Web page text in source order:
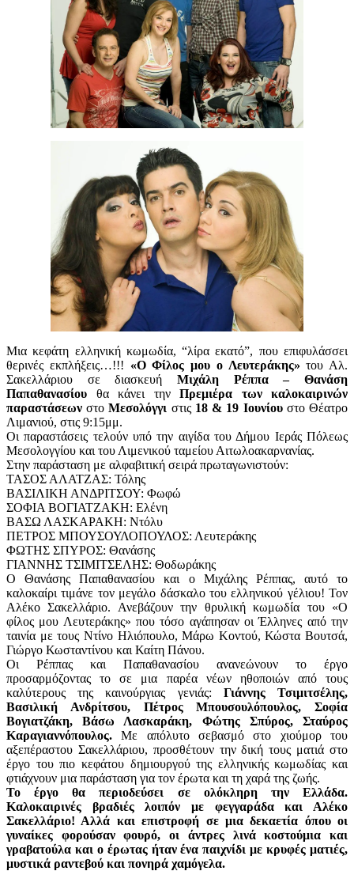
Μια κεφάτη ελληνική κωμωδία, “λίρα εκατό”, που επιφυλάσσει
θερινές εκπλήξεις…!!! «Ο Φίλος μου ο Λευτεράκης» του Αλ.
Σακελλάριου σε διασκευή Μιχάλη Ρέππα – Θανάση
Παπαθανασίου θα κάνει την Πρεμιέρα των καλοκαιρινών
παραστάσεων στοΜεσολόγγι στις 18 & 19 Ιουνίουστο Θέατρο
Λιμανιού, στις 9:15μμ.
Οι παραστάσεις τελούν υπό την αιγίδα του Δήμου Ιεράς Πόλεως
Μεσολογγίου και του Λιμενικού ταμείου Αιτωλοακαρνανίας.
Στην παράσταση με αλφαβιτική σειρά πρωταγωνιστούν:
ΤΑΣΟΣ ΑΛΑΤΖΑΣ: Τόλης
ΒΑΣΙΛΙΚΗ ΑΝΔΡΙΤΣΟΥ: Φωφώ
ΣΟΦΙΑ ΒΟΓΙΑΤΖΑΚΗ: Ελένη
ΒΑΣΩ ΛΑΣΚΑΡΑΚΗ: Ντόλυ
ΠΕΤΡΟΣ ΜΠΟΥΣΟΥΛΟΠΟΥΛΟΣ: Λευτεράκης
ΦΩΤΗΣ ΣΠΥΡΟΣ: Θανάσης
ΓΙΑΝΝΗΣ ΤΣΙΜΙΤΣΕΛΗΣ: Θοδωράκης
Ο Θανάσης Παπαθανασίου και ο Μιχάλης Ρέππας, αυτό το
καλοκαίρι τιμάνε τον μεγάλο δάσκαλο του ελληνικού γέλιου! Τον
Αλέκο Σακελλάριο. Ανεβάζουν την θρυλική κωμωδία του «Ο
φίλος μου Λευτεράκης» που τόσο αγάπησαν οι Έλληνες από την
ταινία με τους Ντίνο Ηλιόπουλο, Μάρω Κοντού, Κώστα Βουτσά,
Γιώργο Κωσταντίνου και Καίτη Πάνου.
Οι Ρέππας και Παπαθανασίου ανανεώνουν το έργο
προσαρμόζοντας το σε μια παρέα νέων ηθοποιών από τους
καλύτερους της καινούργιας γενιάς: Γιάννης Τσιμιτσέλης,
Βασιλική Ανδρίτσου, Πέτρος Μπουσουλόπουλος, Σοφία
Βογιατζάκη, Βάσω Λασκαράκη, Φώτης Σπύρος, Σταύρος
Καραγιαννόπουλος.Με απόλυτο σεβασμό στο χιούμορ του
αξεπέραστου Σακελλάριου, προσθέτουν την δική τους ματιά στο
έργο του πιο κεφάτου δημιουργού της ελληνικής κωμωδίας και
φτιάχνουν μια παράσταση για τον έρωτα και τη χαρά της ζωής.
Το έργο θα περιοδεύσει σε ολόκληρη την Ελλάδα.
Καλοκαιρινές βραδιές λοιπόν με φεγγαράδα και Αλέκο
Σακελλάριο! Αλλά και επιστροφή σε μια δεκαετία όπου οι
γυναίκες φορούσαν φουρό, οι άντρες λινά κοστούμια και
γραβατούλα και ο έρωτας ήταν ένα παιχνίδι με κρυφές ματιές,
μυστικά ραντεβού και πονηρά χαμόγελα.